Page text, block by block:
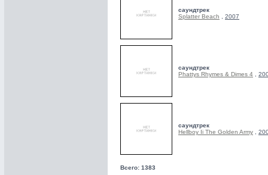
саундтрек
Splatter Beach
2007
саундтрек
Phattys Rhymes & Dimes 4
саундтрек
Hellboy Ii The Golden Army
Всего: 1383